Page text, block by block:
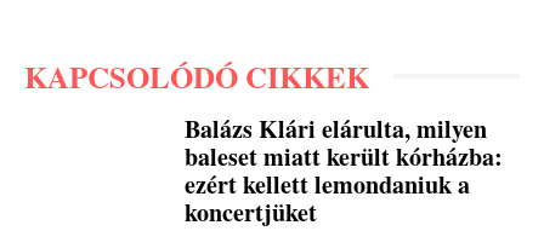
KAPCSOLÓDÓ CIKKEK
Balázs Klári elárulta, milyen
baleset miatt került kórházba:
ezért kellett lemondaniuk a
koncertjüket